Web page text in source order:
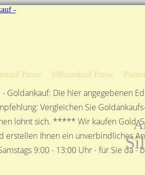
Preise Silberankauf Preise
Goldankauf: Die hier angegebenen
Vergleichen Sie
lohnt sich. ***** Wir kaufen Gold,
erstellen Ihnen ein unverbindliches
9:00 - 13:00 Uhr - für Sie